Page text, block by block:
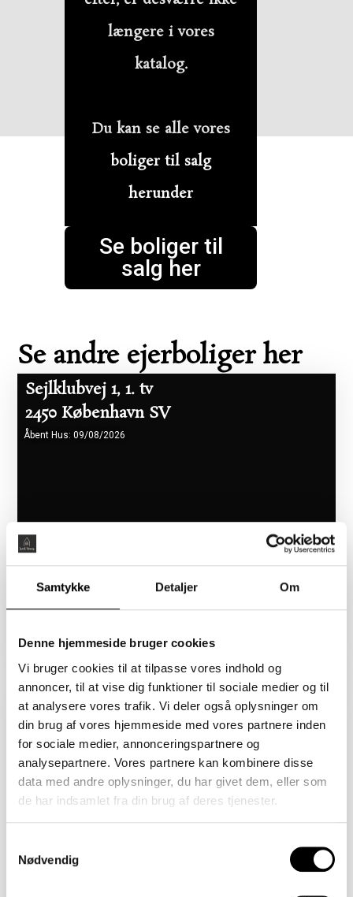
Samtykke Detaljer Om
Denne hjemmeside bruger cookies
Vi bruger cookies til at tilpasse vores indhold og
annoncer, til at vise dig funktioner til sociale medier og til
at analysere vores trafik. Vi deler også oplysninger om
din brug af vores hjemmeside med vores partnere inden
for sociale medier, annonceringspartnere og
analysepartnere. Vores partnere kan kombinere disse
data med andre oplysninger, du har givet dem, eller som
de har indsamlet fra din brug af deres tjenester.
Nødvendig
længere i vores
katalog.
Du kan se alle vores
boliger til salg
herunder
Se boliger til
salg her
Se andre ejerboliger her
Åbent Hus: 09/08/2026
Sejlklubvej 1, 1. tv
2450 København SV
Åbent Hus: 09/08/2026
Flyndervej 3, 1. tv
2450 København SV